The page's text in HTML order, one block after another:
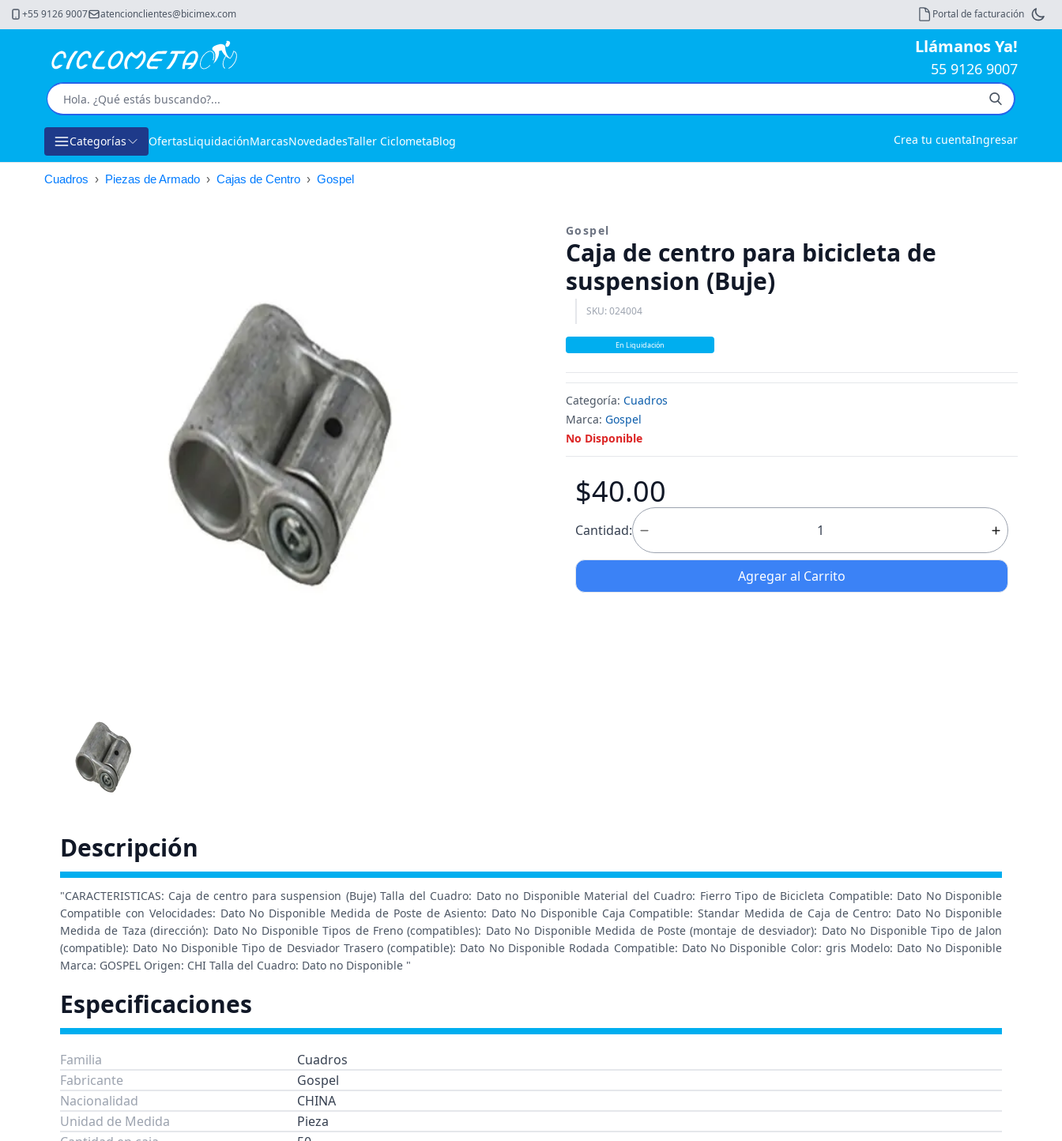
+55 9126 9007 atencionclientes@bicimex.com Portal de facturación
Llámanos Ya!
55 9126 9007
Categorías OfertasLiquidaciónMarcasNovedadesTaller CiclometaBlog Crea tu cuentaIngresar
Cuadros › Piezas de Armado › Cajas de Centro › Gospel
Gospel
Caja de centro para bicicleta de
suspension (Buje)
SKU: 024004
En Liquidación
Categoría: Cuadros
Marca: Gospel
No Disponible
$40.00
Cantidad:
Agregar al Carrito
Descripción
"CARACTERISTICAS: Caja de centro para suspension (Buje) Talla del Cuadro: Dato no Disponible Material del Cuadro: Fierro Tipo de Bicicleta Compatible: Dato No Disponible
Compatible con Velocidades: Dato No Disponible Medida de Poste de Asiento: Dato No Disponible Caja Compatible: Standar Medida de Caja de Centro: Dato No Disponible
Medida de Taza (dirección): Dato No Disponible Tipos de Freno (compatibles): Dato No Disponible Medida de Poste (montaje de desviador): Dato No Disponible Tipo de Jalon
(compatible): Dato No Disponible Tipo de Desviador Trasero (compatible): Dato No Disponible Rodada Compatible: Dato No Disponible Color: gris Modelo: Dato No Disponible
Marca: GOSPEL Origen: CHI Talla del Cuadro: Dato no Disponible "
Especificaciones
Familia
Cuadros
Fabricante
Gospel
Nacionalidad
CHINA
Unidad de Medida
Pieza